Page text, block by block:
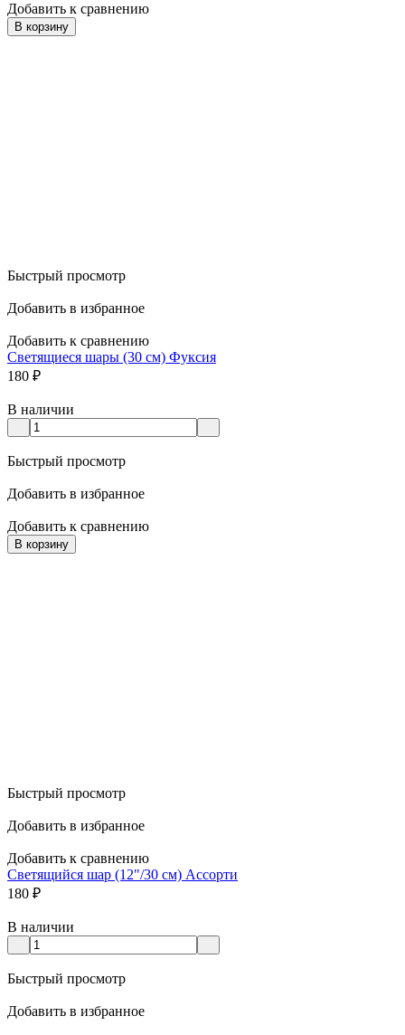
Добавить к сравнению
В корзину
Быстрый просмотр
Добавить в избранное
Добавить к сравнению
Светящиеся шары (30 см) Фуксия
180 ₽
В наличии
Быстрый просмотр
Добавить в избранное
Добавить к сравнению
В корзину
Быстрый просмотр
Добавить в избранное
Добавить к сравнению
Светящийся шар (12"/30 см) Ассорти
180 ₽
В наличии
Быстрый просмотр
Добавить в избранное